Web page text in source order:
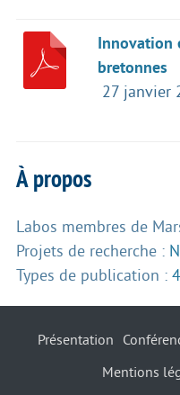
Innovation
bretonnes
27 janvier
À propos
Labos membres de
Projets de recherche :
Types de publication :
Présentation
Mentions